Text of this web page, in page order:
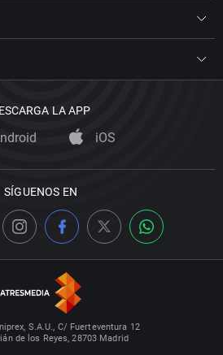
LA APP
iOS
SÍGUENOS EN
S.A.U., C/ Fuerteventura 12
de los Reyes, 28703 Madrid